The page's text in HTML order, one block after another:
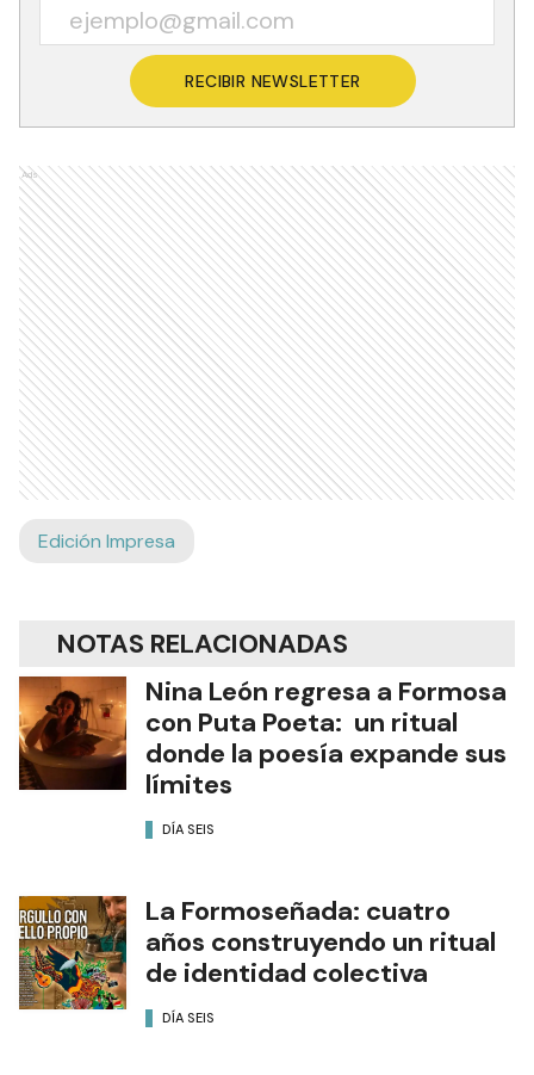
RECIBIR NEWSLETTER
Ads
Edición Impresa
NOTAS RELACIONADAS
Nina León regresa a Formosa
con Puta Poeta: un ritual
donde la poesía expande sus
límites
DÍA SEIS
La Formoseñada: cuatro
años construyendo un ritual
de identidad colectiva
DÍA SEIS